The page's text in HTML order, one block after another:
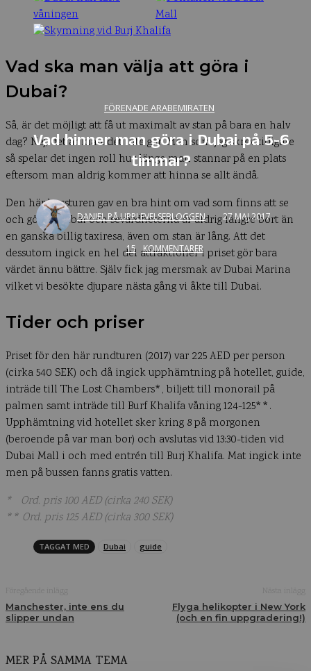
FÖRENADE ARABEMIRATEN
Vad hinner man göra i Dubai på 5-6
timmar?
DANIEL PÅ UPPLEVELSEBLOGGEN 27 MAJ 2017
15 KOMMENTARER
Vad ska man välja att göra i
Dubai?
Så, är det möjligt att få ut maximalt av stan på bara en halv
dag? Nej, det är klart det inte går. Men som jag skrev tidigare
så spelar det ingen roll hur länge man stannar på en plats
eftersom man aldrig kommer att hinna se allt ändå.
Den här bussturen gav en bra hint om vad som finns att se
och göra i Dubai och sevärdheterna är aldrig längre bort än
en ganska billig taxiresa, även om stan är lång. Att det
dessutom ingick en hel del attraktioner i priset gör bara
värdet ännu bättre. Själv fick jag mersmak av Dubai Marina
vilket vi besökte djupare nästa gång vi åkte till Dubai.
Tider och priser
Priset för den här rundturen (2017) var 225 AED per person
(cirka 540 SEK) och då ingick upphämtning på hotellet, guide,
inträde till The Lost Chambers*, biljett till monorail på
palmen samt inträde till Burf Khalifa våning 124-125**.
Upphämtning vid hotellet sker kring 8 på morgonen
(beroende på var man bor) och avslutas vid 13:30-tiden vid
Dubai Mall i och med entrén till Burj Khalifa. Mat ingick inte
men på bussen fanns gratis vatten.
* Ord. pris 100 AED (cirka 240 SEK)
** Ord. pris 125 AED (cirka 300 SEK)
TAGGAT MED Dubai guide
Manchester, inte ens du
slipper undan
Flyga helikopter i New York
(och en fin uppgradering!)
MER PÅ SAMMA TEMA